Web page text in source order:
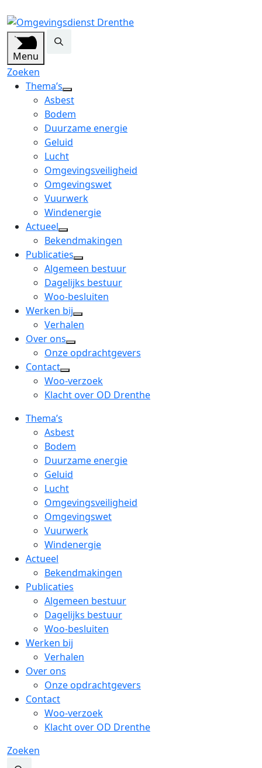
Menu
Zoeken
Thema’s
open
dropdown
menu
Asbest
Bodem
Duurzame energie
Geluid
Lucht
Omgevingsveiligheid
Omgevingswet
Vuurwerk
Windenergie
Actueel
open
dropdown
menu
Bekendmakingen
Publicaties
open
dropdown
menu
Algemeen bestuur
Dagelijks bestuur
Woo-besluiten
Werken bij
open
menu
Verhalen
Over ons
open
dropdown
menu
Onze opdrachtgevers
Contact
open
dropdown
Woo-verzoek
Klacht over OD Drenthe
Thema’s
Asbest
Bodem
Duurzame energie
Geluid
Lucht
Omgevingsveiligheid
Omgevingswet
Vuurwerk
Windenergie
Actueel
Bekendmakingen
Publicaties
Algemeen bestuur
Dagelijks bestuur
Woo-besluiten
Werken bij
Verhalen
Over ons
Onze opdrachtgevers
Contact
Woo-verzoek
Klacht over OD Drenthe
Zoeken